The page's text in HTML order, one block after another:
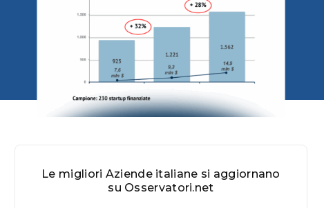
Le migliori Aziende italiane si aggiornano
su Osservatori.net